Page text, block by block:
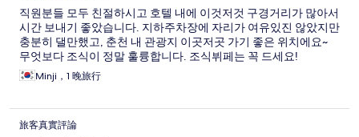
직원분들 모두 친절하시고 호텔 내에 이것저것 구경거리가 많아서
시간 보내기 좋았습니다. 지하주차장에 자리가 여유있진 않았지만
충분히 댈만했고, 춘천 내 관광지 이곳저곳 가기 좋은 위치에요~
무엇보다 조식이 정말 훌륭합니다. 조식뷔페는 꼭 드세요!
Minji，1 晚旅行
旅客真實評論